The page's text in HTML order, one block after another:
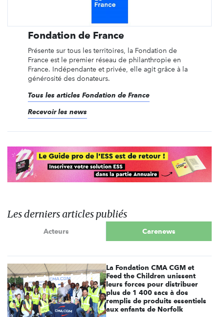
Fondation de France
Présente sur tous les territoires, la Fondation de
France est le premier réseau de philanthropie en
France. Indépendante et privée, elle agit grâce à la
générosité des donateurs.
Tous les articles Fondation de France
Recevoir les news
Les derniers articles publiés
Acteurs Carenews
La Fondation CMA CGM et
Feed the Children unissent
leurs forces pour distribuer
plus de 1 400 sacs à dos
remplis de produits essentiels
aux enfants de Norfolk